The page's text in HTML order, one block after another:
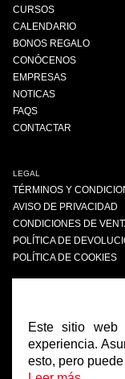
CURSOS
CALENDARIO
BONOS REGALO
CONÓCENOS
EMPRESAS
NOTICAS
FAQS
CONTACTAR
LEGAL
TÉRMINOS Y
AVISO DE PRIVACIDAD
CONDICIONES DE
POLÍTICA DE
POLÍTICA DE COOKIES
FACEBOOK
INSTAGRAM
Este sitio web
experiencia.
esto, pero